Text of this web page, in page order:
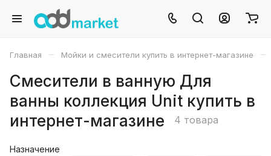
Главная – Мойки и смесители купить в интернет-магазине –
Смесители в ванную Для
ванны коллекция Unit купить в
интернет-магазине
4 товара
Назначение